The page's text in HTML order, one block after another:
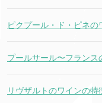
ピクプール・ド・ピネの
プールサール〜フラン
リヴザルトのワインの特